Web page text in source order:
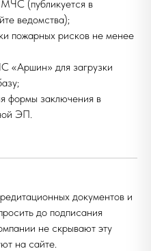
(публикуется в
ведомства);
пожарных рисков не менее
«Аршин» для загрузки
формы заключения в
ЭП.
документов и
до подписания
не скрывают эту
на сайте.